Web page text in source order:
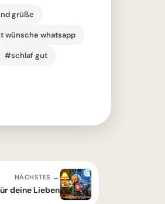
grüße
wünsche whatsapp
#schlaf gut
NÄCHSTES →
deine Lieben